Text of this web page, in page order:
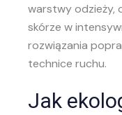
warstwy odzieży,
skórze w
rozwiązania
technice ruchu.
Jak